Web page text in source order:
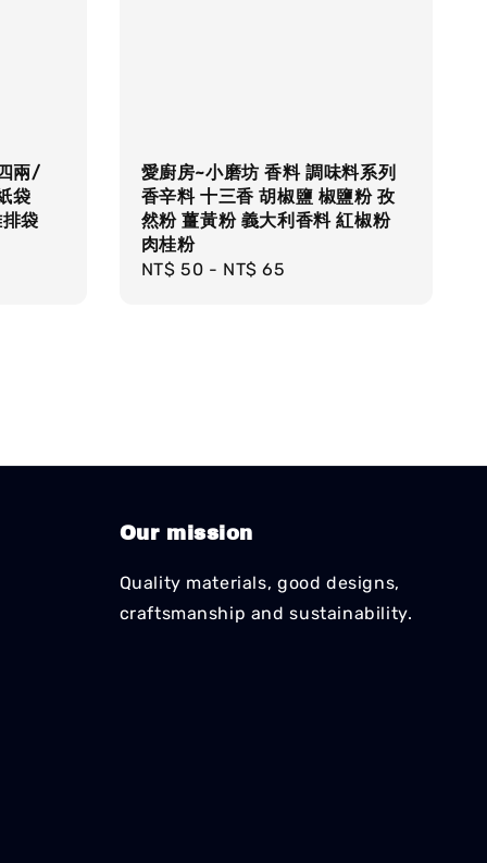
兩/
袋
袋
愛廚房~小磨坊 香料 調味料系列
香辛料 十三香 胡椒鹽 椒鹽粉 孜
然粉 薑黃粉 義大利香料 紅椒粉
肉桂粉
Regular
NT$ 50 - NT$ 65
Our mission
Quality materials, good designs,
craftsmanship and sustainability.